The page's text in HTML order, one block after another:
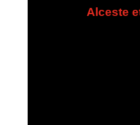
Alceste